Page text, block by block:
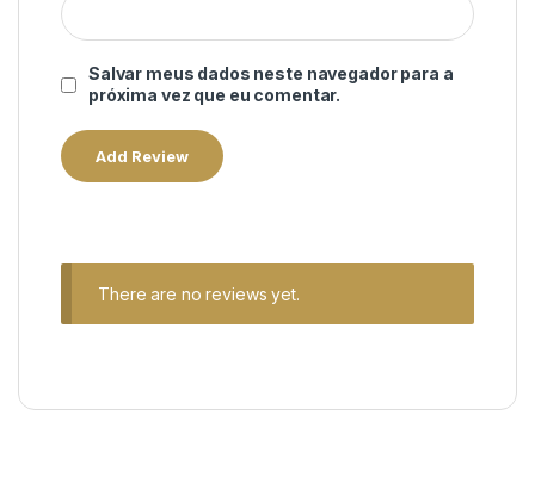
Salvar meus dados neste navegador para a
próxima vez que eu comentar.
There are no reviews yet.